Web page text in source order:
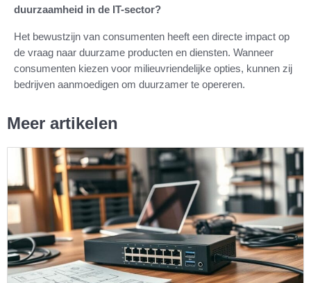
duurzaamheid in de IT-sector?
Het bewustzijn van consumenten heeft een directe impact op
de vraag naar duurzame producten en diensten. Wanneer
consumenten kiezen voor milieuvriendelijke opties, kunnen zij
bedrijven aanmoedigen om duurzamer te opereren.
Meer artikelen